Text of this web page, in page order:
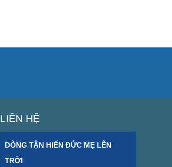
LIÊN HỆ
DÒNG TẬN HIẾN ĐỨC MẸ LÊN
TRỜI